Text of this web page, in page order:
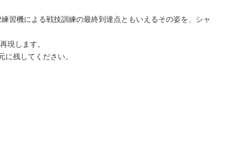
習機による戦技訓練の最終到達点ともいえるその姿を、シャ
現します。
残してください。